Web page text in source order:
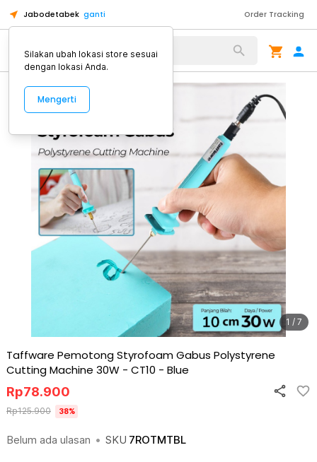
Jabodetabek ganti Order Tracking
Alat Kopi
1 / 7
Taffware Pemotong Styrofoam Gabus Polystyrene
Cutting Machine 30W - CT10 - Blue
Belum ada ulasan • SKU 7ROTMTBL
Rp78.900
Rp125.900 38%
Silakan ubah lokasi store sesuai
dengan lokasi Anda.
Mengerti